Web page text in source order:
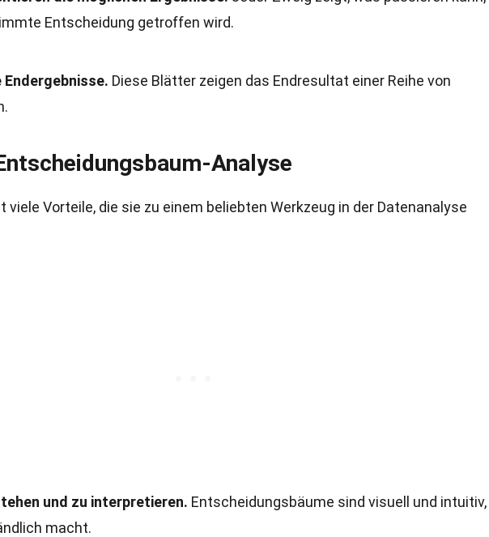
Entscheidung getroffen wird.
Diese Blätter zeigen das Endresultat einer Reihe von
Analyse
viele Vorteile, die sie zu einem beliebten Werkzeug in der Datenanalyse
und zu interpretieren. Entscheidungsbäume sind visuell und
macht.